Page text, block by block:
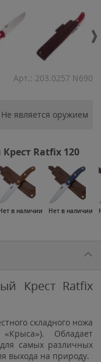
Арт.: 203.0257 N690
Не является оружием
Ratfix 120
в наличии Нет в наличии
Крест Ratfix
складного ножа
Обладает
самых различных
выхода на природу.